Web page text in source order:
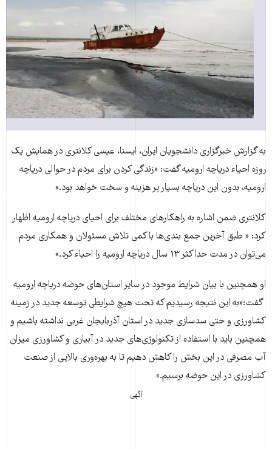
به گزارش خبرگزاری دانشجویان ایران، ایسنا، عیسی کلانتری در همایش یک
روزه احیاء دریاچه ارومیه گفت: «زندگی کردن برای مردم در حوالی دریاچه
ارومیه، بدون این دریاچه بسیار پر هزینه و سخت خواهد بود.»
کلانتری ضمن اشاره به راهکارهای مختلف برای احیای دریاچه ارومیه اظهار
کرد: « طبق آخرین جمع بندی‌ها با کمی تلاش مسئولان و همکاری مردم
می‌توان در مدت حداکثر ۱۳ سال دریاچه ارومیه را احیاء کرد.»
او همچنین با بیان شرایط موجود در سایر استان‌های حوضه دریاچه ارومیه
گفت:«به این نتیجه رسیدیم که تحت هیچ شرایطی توسعه جدید در زمینه
کشاورزی و حتی سدسازی جدید در استان آذربایجان غربی نداشته باشیم و
همچنین باید با استفاده از تکنولوژی‌های جدید در آبیاری و کشاورزی میزان
آب مصرفی در این بخش را کاهش دهیم تا به بهره‌وری بالایی از صنعت
کشاورزی در این حوضه برسیم.»
آگهی